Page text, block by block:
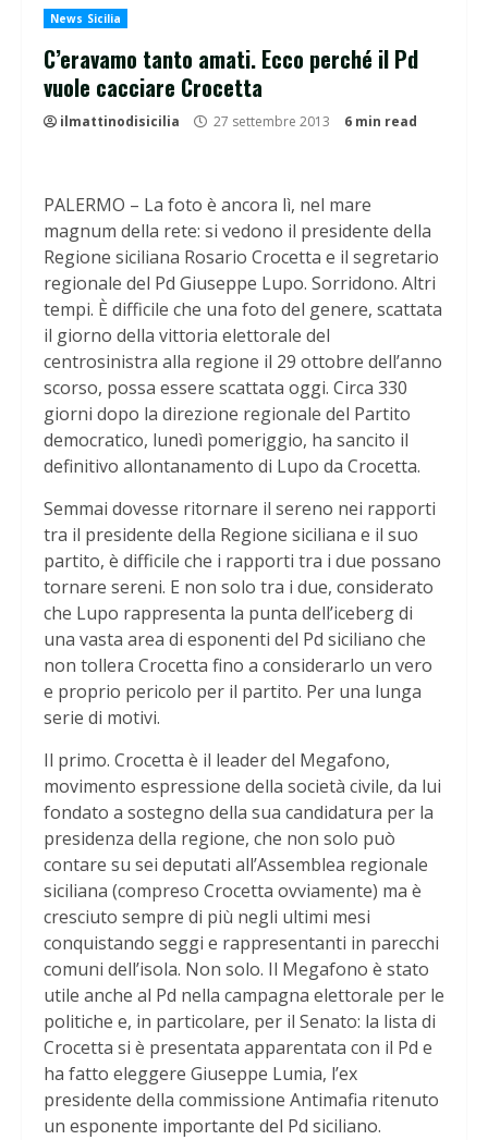
News Sicilia
C’eravamo tanto amati. Ecco perché il Pd
vuole cacciare Crocetta
ilmattinodisicilia 27 settembre 2013 6 min read
PALERMO – La foto è ancora lì, nel mare
magnum della rete: si vedono il presidente della
Regione siciliana Rosario Crocetta e il segretario
regionale del Pd Giuseppe Lupo. Sorridono. Altri
tempi. È difficile che una foto del genere, scattata
il giorno della vittoria elettorale del
centrosinistra alla regione il 29 ottobre dell’anno
scorso, possa essere scattata oggi. Circa 330
giorni dopo la direzione regionale del Partito
democratico, lunedì pomeriggio, ha sancito il
definitivo allontanamento di Lupo da Crocetta.
Semmai dovesse ritornare il sereno nei rapporti
tra il presidente della Regione siciliana e il suo
partito, è difficile che i rapporti tra i due possano
tornare sereni. E non solo tra i due, considerato
che Lupo rappresenta la punta dell’iceberg di
una vasta area di esponenti del Pd siciliano che
non tollera Crocetta fino a considerarlo un vero
e proprio pericolo per il partito. Per una lunga
serie di motivi.
Il primo. Crocetta è il leader del Megafono,
movimento espressione della società civile, da lui
fondato a sostegno della sua candidatura per la
presidenza della regione, che non solo può
contare su sei deputati all’Assemblea regionale
siciliana (compreso Crocetta ovviamente) ma è
cresciuto sempre di più negli ultimi mesi
conquistando seggi e rappresentanti in parecchi
comuni dell’isola. Non solo. Il Megafono è stato
utile anche al Pd nella campagna elettorale per le
politiche e, in particolare, per il Senato: la lista di
Crocetta si è presentata apparentata con il Pd e
ha fatto eleggere Giuseppe Lumia, l’ex
presidente della commissione Antimafia ritenuto
un esponente importante del Pd siciliano.